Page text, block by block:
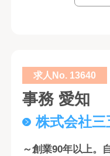
求人No. 13640
事務 愛知
株式会社三
～創業90年以上。